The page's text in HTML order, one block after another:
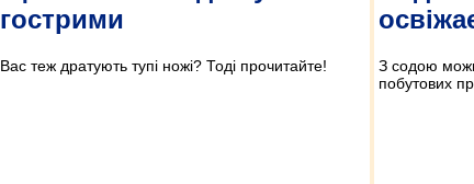
гострими
Вас теж дратують тупі ножі? Тоді прочитайте!
З содою
побутових